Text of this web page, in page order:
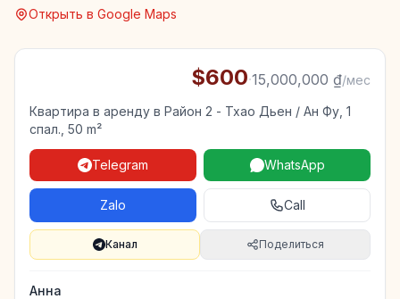
Открыть в Google Maps
$600·15,000,000 ₫/мес
Квартира в аренду в Район 2 - Тхао Дьен / Ан Фу, 1
спал., 50 m²
Telegram WhatsApp
Zalo Call
Канал Поделиться
Анна